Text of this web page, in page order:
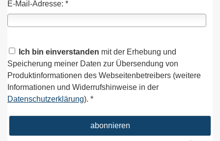
E-Mail-Adresse: *
Ich bin einverstanden mit der Erhebung und
Speicherung meiner Daten zur Übersendung von
Produktinformationen des Webseitenbetreibers (weitere
Informationen und Widerrufshinweise in der
Datenschutzerklärung). *